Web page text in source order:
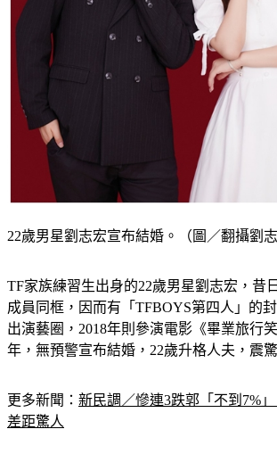
成員同框，因而有「TFBOYS第四人」的封
出演藝圈，2018年則參演電影《畢業旅行
年，無預警宣布結婚，22歲升格人夫，震驚
差距驚人